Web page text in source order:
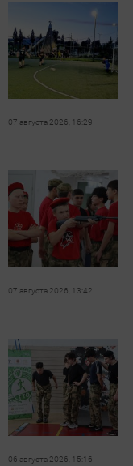
07 августа 2026, 16:29
07 августа 2026, 13:42
06 августа 2026, 15:16